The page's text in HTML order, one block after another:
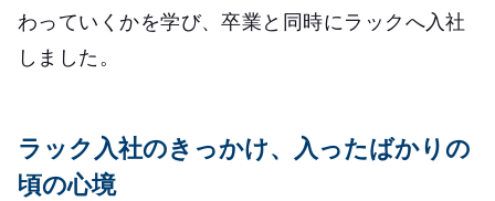
わっていくかを学び、卒業と同時にラックへ入社
しました。
ラック入社のきっかけ、入ったばかりの
頃の心境